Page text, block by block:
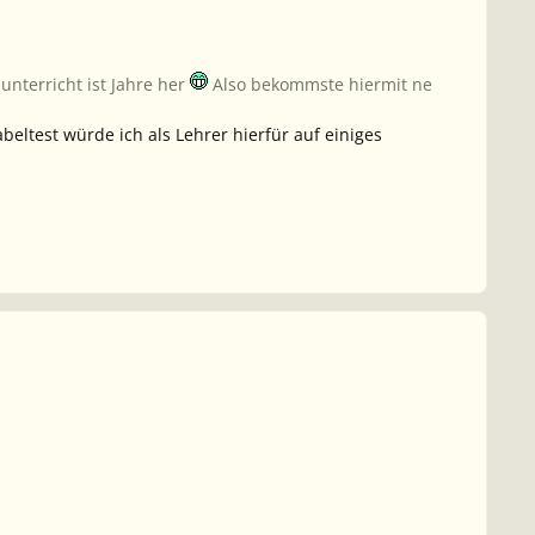
ist Jahre her Also bekommste hiermit ne
würde ich als Lehrer hierfür auf einiges